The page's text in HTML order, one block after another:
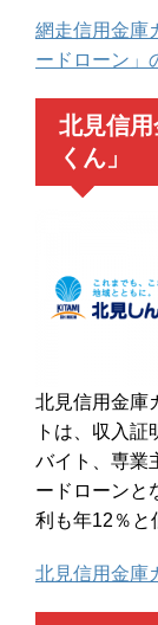
網走信用金庫
ードローン」
北見信
くん」
北見信用金庫
トは、収入
バイト、専業
ードローンと
利も年12％と
北見信用金庫